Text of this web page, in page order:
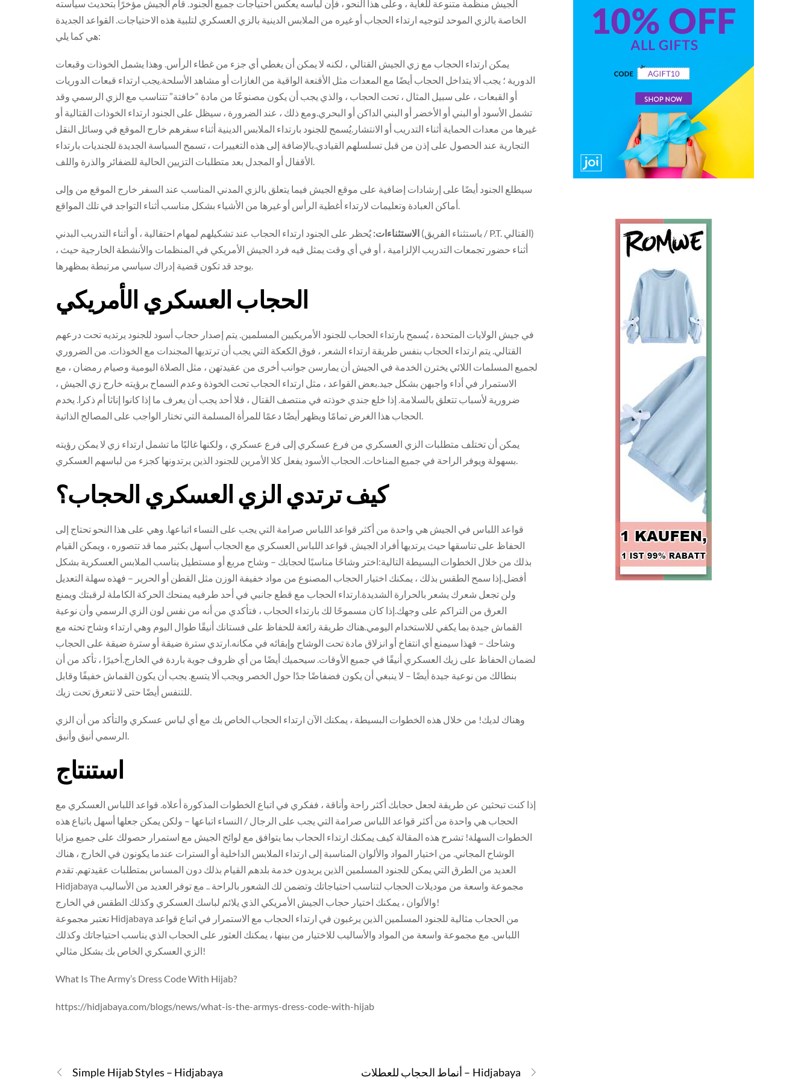
الجيش منظمة متنوعة للغاية ، وعلى هذا النحو ، فإن لباسه يعكس احتياجات جميع الجنود. قام الجيش مؤخرًا بتحديث سياسته
الخاصة بالزي الموحد لتوجيه ارتداء الحجاب أو غيره من الملابس الدينية بالزي العسكري لتلبية هذه الاحتياجات. القواعد الجديدة
هي كما يلي:
يمكن ارتداء الحجاب مع زي الجيش القتالي ، لكنه لا يمكن أن يغطي أي جزء من غطاء الرأس. وهذا يشمل الخوذات وقبعات
الدورية ؛ يجب ألا يتداخل الحجاب أيضًا مع المعدات مثل الأقنعة الواقية من الغازات أو مشاهد الأسلحة.يجب ارتداء قبعات الدوريات
أو القبعات ، على سبيل المثال ، تحت الحجاب ، والذي يجب أن يكون مصنوعًا من مادة “خافتة” تتناسب مع الزي الرسمي وقد
تشمل الأسود أو البني أو الأخضر أو البني الداكن أو البحري.ومع ذلك ، عند الضرورة ، سيظل على الجنود ارتداء الخوذات القتالية أو
غيرها من معدات الحماية أثناء التدريب أو الانتشار.يُسمح للجنود بارتداء الملابس الدينية أثناء سفرهم خارج الموقع في وسائل النقل
التجارية عند الحصول على إذن من قبل تسلسلهم القيادي.بالإضافة إلى هذه التغييرات ، تسمح السياسة الجديدة للجنديات بارتداء
سيطلع الجنود أيضًا على إرشادات إضافية على موقع الجيش فيما يتعلق بالزي المدني المناسب عند السفر خارج الموقع من وإلى
أماكن العبادة وتعليمات لارتداء أغطية الرأس أو غيرها من الأشياء بشكل مناسب أثناء التواجد في تلك المواقع.
الاستثناءات:يُحظر على الجنود ارتداء الحجاب عند تشكيلهم لمهام احتفالية ، أو أثناء التدريب البدني (باستثناء الفريق / P.T. القتالي)
، أثناء حضور تجمعات التدريب الإلزامية ، أو في أي وقت يمثل فيه فرد الجيش الأمريكي في المنظمات والأنشطة الخارجية حيث
يوجد قد تكون قضية إدراك سياسي مرتبطة بمظهرها.
الحجاب العسكري الأمريكي
في جيش الولايات المتحدة ، يُسمح بارتداء الحجاب للجنود الأمريكيين المسلمين. يتم إصدار حجاب أسود للجنود يرتديه تحت درعهم
القتالي. يتم ارتداء الحجاب بنفس طريقة ارتداء الشعر ، فوق الكعكة التي يجب أن ترتديها المجندات مع الخوذات. من الضروري
لجميع المسلمات اللائي يخترن الخدمة في الجيش أن يمارسن جوانب أخرى من عقيدتهن ، مثل الصلاة اليومية وصيام رمضان ، مع
الاستمرار في أداء واجبهن بشكل جيد.بعض القواعد ، مثل ارتداء الحجاب تحت الخوذة وعدم السماح برؤيته خارج زي الجيش ،
ضرورية لأسباب تتعلق بالسلامة. إذا خلع جندي خوذته في منتصف القتال ، فلا أحد يجب أن يعرف ما إذا كانوا إناثا أم ذكرا. يخدم
الحجاب هذا الغرض تمامًا ويظهر أيضًا دعمًا للمرأة المسلمة التي تختار الواجب على المصالح الذاتية.
يمكن أن تختلف متطلبات الزي العسكري من فرع عسكري إلى فرع عسكري ، ولكنها غالبًا ما تشمل ارتداء زي لا يمكن رؤيته
كيف ترتدي الزي العسكري الحجاب؟
قواعد اللباس في الجيش هي واحدة من أكثر قواعد اللباس صرامة التي يجب على النساء اتباعها. وهي على هذا النحو تحتاج إلى
الحفاظ على تناسقها حيث يرتديها أفراد الجيش. قواعد اللباس العسكري مع الحجاب أسهل بكثير مما قد تتصوره ، ويمكن القيام
بذلك من خلال الخطوات البسيطة التالية:اختر وشاحًا مناسبًا لحجابك – وشاح مربع أو مستطيل يناسب الملابس العسكرية بشكل
أفضل.إذا سمح الطقس بذلك ، يمكنك اختيار الحجاب المصنوع من مواد خفيفة الوزن مثل القطن أو الحرير – فهذه سهلة التعديل
ولن تجعل شعرك يشعر بالحرارة الشديدة.ارتداء الحجاب مع قطع جانبي في أحد طرفيه يمنحك الحركة الكاملة لرقبتك ويمنع
العرق من التراكم على وجهك.إذا كان مسموحًا لك بارتداء الحجاب ، فتأكدي من أنه من نفس لون الزي الرسمي وأن نوعية
القماش جيدة بما يكفي للاستخدام اليومي.هناك طريقة رائعة للحفاظ على فستانك أنيقًا طوال اليوم وهي ارتداء وشاح تحته مع
وشاحك – فهذا سيمنع أي انتفاخ أو انزلاق مادة تحت الوشاح وإبقائه في مكانه.ارتدي سترة ضيقة أو سترة ضيقة على الحجاب
لضمان الحفاظ على زيك العسكري أنيقًا في جميع الأوقات. سيحميك أيضًا من أي ظروف جوية باردة في الخارج.أخيرًا ، تأكد من أن
بنطالك من نوعية جيدة أيضًا – لا ينبغي أن يكون فضفاضًا جدًا حول الخصر ويجب ألا يتسع. يجب أن يكون القماش خفيفًا وقابل
وهناك لديك! من خلال هذه الخطوات البسيطة ، يمكنك الآن ارتداء الحجاب الخاص بك مع أي لباس عسكري والتأكد من أن الزي
الرسمي أنيق وأنيق.
استنتاج
إذا كنت تبحثين عن طريقة لجعل حجابك أكثر راحة وأناقة ، ففكري في اتباع الخطوات المذكورة أعلاه. قواعد اللباس العسكري مع
الحجاب هي واحدة من أكثر قواعد اللباس صرامة التي يجب على الرجال / النساء اتباعها – ولكن يمكن جعلها أسهل باتباع هذه
الخطوات السهلة! تشرح هذه المقالة كيف يمكنك ارتداء الحجاب بما يتوافق مع لوائح الجيش مع استمرار حصولك على جميع مزايا
الوشاح المجاني. من اختيار المواد والألوان المناسبة إلى ارتداء الملابس الداخلية أو السترات عندما يكونون في الخارج ، هناك
العديد من الطرق التي يمكن للجنود المسلمين الذين يريدون خدمة بلدهم القيام بذلك دون المساس بمتطلبات عقيدتهم. تقدم
Hidjabaya مجموعة واسعة من موديلات الحجاب لتناسب احتياجاتك وتضمن لك الشعور بالراحة .. مع توفر العديد من الأساليب
والألوان ، يمكنك اختيار حجاب الجيش الأمريكي الذي يلائم لباسك العسكري وكذلك الطقس في الخارج!
تعتبر مجموعة Hidjabaya من الحجاب مثالية للجنود المسلمين الذين يرغبون في ارتداء الحجاب مع الاستمرار في اتباع قواعد
اللباس. مع مجموعة واسعة من المواد والأساليب للاختيار من بينها ، يمكنك العثور على الحجاب الذي يناسب احتياجاتك وكذلك
الزي العسكري الخاص بك بشكل مثالي!
What Is The Army’s Dress Code With Hijab?
https://hidjabaya.com/blogs/news/what-is-the-armys-dress-code-with-hijab
Simple Hijab Styles – Hidjabaya أنماط الحجاب للعطلات – Hidjabaya